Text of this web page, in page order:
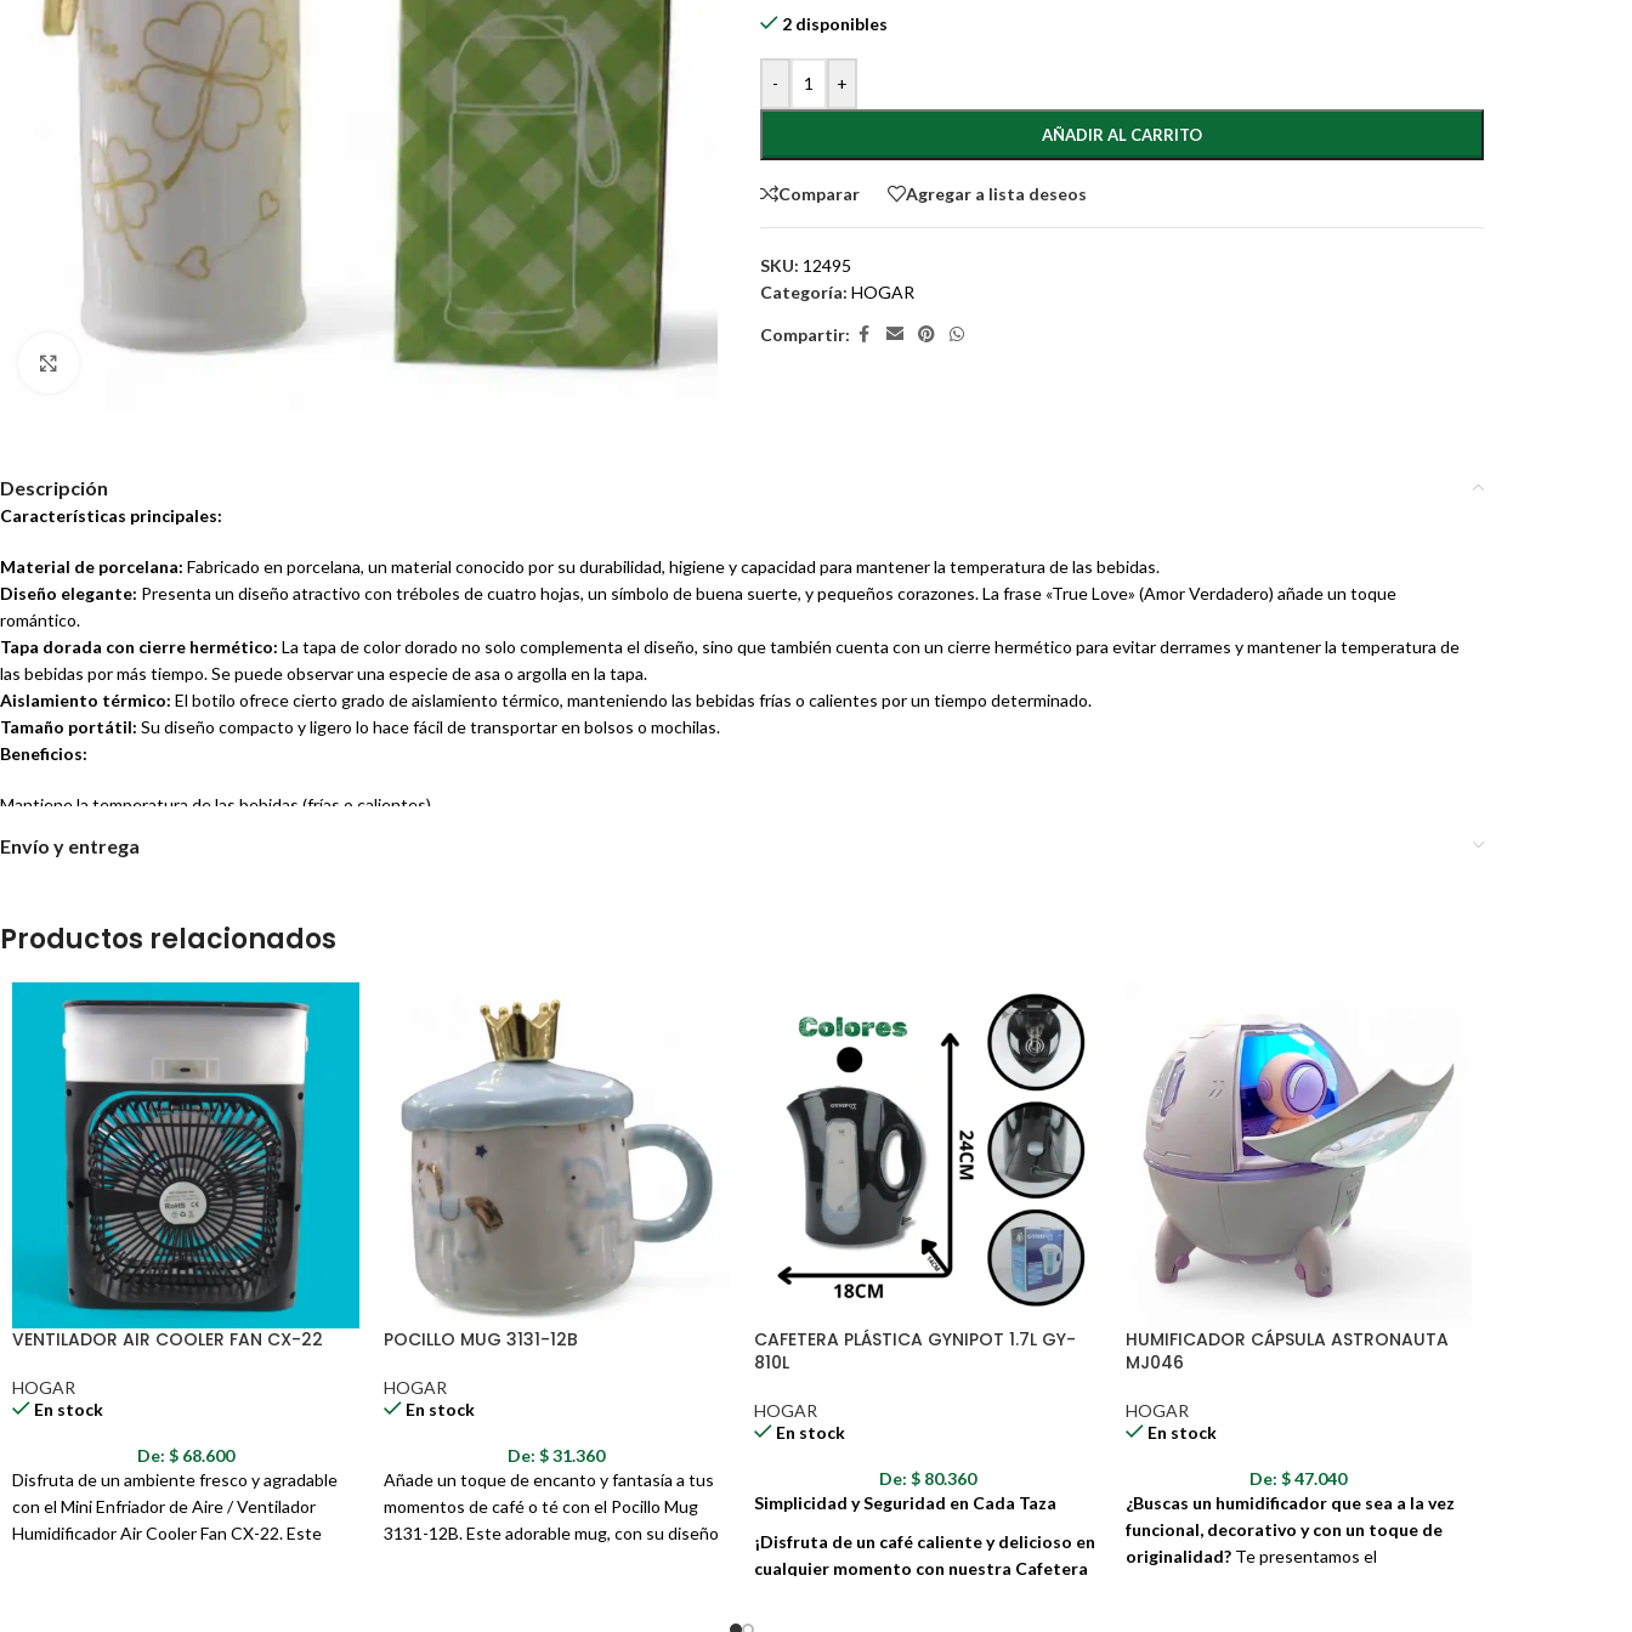
2 disponibles
- +
AÑADIR AL CARRITO
Comparar Agregar a lista deseos
SKU: 12495
Categoría: HOGAR
Compartir:
Descripción
Características principales:
Material de porcelana: Fabricado en porcelana, un material conocido por su durabilidad, higiene y capacidad para mantener la temperatura de las bebidas.
Diseño elegante: Presenta un diseño atractivo con tréboles de cuatro hojas, un símbolo de buena suerte, y pequeños corazones. La frase «True Love» (Amor Verdadero) añade un toque
romántico.
Tapa dorada con cierre hermético: La tapa de color dorado no solo complementa el diseño, sino que también cuenta con un cierre hermético para evitar derrames y mantener la temperatura de
las bebidas por más tiempo. Se puede observar una especie de asa o argolla en la tapa.
Aislamiento térmico: El botilo ofrece cierto grado de aislamiento térmico, manteniendo las bebidas frías o calientes por un tiempo determinado.
Tamaño portátil: Su diseño compacto y ligero lo hace fácil de transportar en bolsos o mochilas.
Beneficios:
Mantiene la temperatura de las bebidas (frías o calientes).
Fácil de transportar.
Recomendaciones de uso:
Lavar a mano para preservar el brillo de los detalles dorados y la integridad del material.
Evitar golpes bruscos que puedan dañar la porcelana.
Para un mejor rendimiento del aislamiento térmico, precalentar o preenfriar el botilo antes de usarlo.
Información adicional:
Modelo: 021-8
Material: Porcelana.
Diseño: Tréboles de cuatro hojas, corazones y detalles dorados.
Tipo: Botilo/Taza al vacío.
Envío y entrega
Productos relacionados
VENTILADOR AIR COOLER FAN CX-22
HOGAR
En stock
De: $68.600
Disfruta de un ambiente fresco y agradable
con el Mini Enfriador de Aire / Ventilador
Humidificador Air Cooler Fan CX-22. Este
POCILLO MUG 3131-12B
HOGAR
En stock
De:$31.360
Añade un toque de encanto y fantasía a tus
momentos de café o té con el Pocillo Mug
3131-12B. Este adorable mug, con su diseño
CAFETERA PLÁSTICA GYNIPOT 1.7L GY-
810L
HOGAR
En stock
De: $80.360
Simplicidad y Seguridad en Cada Taza
¡Disfruta de un café caliente y delicioso en
cualquier momento con nuestra Cafetera
HUMIFICADOR CÁPSULA ASTRONAUTA
MJ046
HOGAR
En stock
De:$47.040
¿Buscas un humidificador que sea a la vez
funcional, decorativo y con un toque de
originalidad?Te presentamos el